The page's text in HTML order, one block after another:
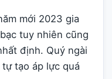
mới 2023 gia
tuy nhiên cũng
định. Quý ngài
tạo áp lực quá